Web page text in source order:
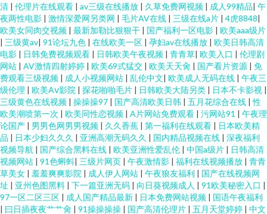
清 | 伦理片在线观看 | av三级在线播放 | 久草免费网视频 | 成人99精品| 午
夜两性电影 | 激情深爱网另类网 | 毛片AV在线 | 三级在线a片 | 4虎8848|
欧美女同肉交视频 | 最新加勒比狠狠干 | 国产福利一区电影 | 欧美aaa级片
| 三级黄av| 91论坛九色 | 在线欧美一区 | 孕妇av在线播放 | 欧美日韩高清
电影 | 日韩免费视频观看 | 日韩欧美午夜视频 | 青青草| 欧美入口 | 伦理剧
网站 | AV激情四射婷婷 | 欧美69式猛交 | 欧美天天肏 | 国产看片资源 | 免
费观看三级视频 | 成人小视频网站 | 乱伦中文| 欧美成人无码在线 | 午夜三
级伦理 | 欧美Aⅴ影院 | 探花啪啪毛片 | 日韩欧美大陆另类 | 日本不卡影视 |
三级黄色在线视频 | 操操操97 | 国产高清欧美日韩 | 五月花综合在线 |性
欧美潮喷第一次 | 欧美同性恋视频 | A片网站免费观看 | 污网站91 | 午夜理
论国产 | 男男色网男男视频 | 久久香蕉 | 第一福利在线观看 | 日本欧美精
品 | 日本少妇久久久 | 亚洲高潮无码久久 | 国内精品视频在线 | 深夜福利
视频导航 | 国产综合黑料在线 | 欧美亚洲性爱乱伦 | 中国a级片 | 日韩高清
视频网站 | 91色蝌蚪| 三级片网页 | 午夜激情影 | 福利在线视频播放 | 青青
草美女 | 羞羞爽爽影院 | 成人伊人网站 | 午夜狼友福利 | 国产在线视频网
址 | 亚州色图黑料 | 下一篇亚洲无码 | 向日葵视频成人 | 91欧美秘密入口 |
97一区二区三区 | 成人国产精品最新 | 日本免费网站视频 | 国语午夜福利
| 曰日插夜夜艹艹肏 | 91操操操操 | 国产高清伦理片 | 五月天堂婷婷 | 中文